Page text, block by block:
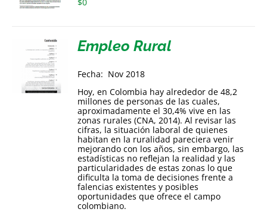
Empleo Rural
Fecha: Nov 2018
Hoy, en Colombia hay alrededor de 48,2
millones de personas de las cuales,
aproximadamente el 30,4% vive en las
zonas rurales (CNA, 2014). Al revisar las
cifras, la situación laboral de quienes
habitan en la ruralidad pareciera venir
mejorando con los años, sin embargo, las
estadísticas no reflejan la realidad y las
particularidades de estas zonas lo que
dificulta la toma de decisiones frente a
falencias existentes y posibles
oportunidades que ofrece el campo
colombiano.